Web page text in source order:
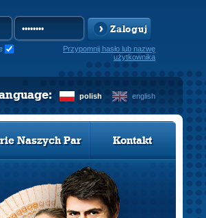
Zaloguj
Przypomnij hasło lub nazwę
użytkownika
polish english
Naszych Par Kontakt